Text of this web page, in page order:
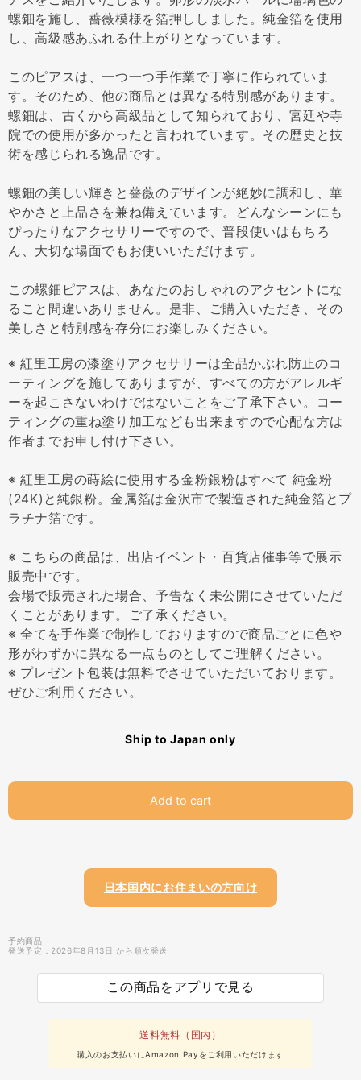
螺鈿を施し、薔薇模様を箔押ししました。純金箔を使用
し、高級感あふれる仕上がりとなっています。
このピアスは、一つ一つ手作業で丁寧に作られていま
す。そのため、他の商品とは異なる特別感があります。
螺鈿は、古くから高級品として知られており、宮廷や寺
院での使用が多かったと言われています。その歴史と技
術を感じられる逸品です。
螺鈿の美しい輝きと薔薇のデザインが絶妙に調和し、華
やかさと上品さを兼ね備えています。どんなシーンにも
ぴったりなアクセサリーですので、普段使いはもちろ
ん、大切な場面でもお使いいただけます。
この螺鈿ピアスは、あなたのおしゃれのアクセントにな
ること間違いありません。是非、ご購入いただき、その
美しさと特別感を存分にお楽しみください。
※ 紅里工房の漆塗りアクセサリーは全品かぶれ防止のコ
ーティングを施してありますが、すべての方がアレルギ
ーを起こさないわけではないことをご了承下さい。コー
ティングの重ね塗り加工なども出来ますので心配な方は
作者までお申し付け下さい。
※ 紅里工房の蒔絵に使用する金粉銀粉はすべて 純金粉
(24K)と純銀粉。金属箔は金沢市で製造された純金箔とプ
ラチナ箔です。
※ こちらの商品は、出店イベント・百貨店催事等で展示
販売中です。
会場で販売された場合、予告なく未公開にさせていただ
くことがあります。ご了承ください。
※ 全てを手作業で制作しておりますので商品ごとに色や
形がわずかに異なる一点ものとしてご理解ください。
※ プレゼント包装は無料でさせていただいております。
ぜひご利用ください。
Ship to Japan only
Add to cart
日本国内にお住まいの方向け
予約商品
発送予定：2026年8月13日 から順次発送
この商品をアプリで見る
送料無料（国内）
購入のお支払いにAmazon Payをご利用いただけます